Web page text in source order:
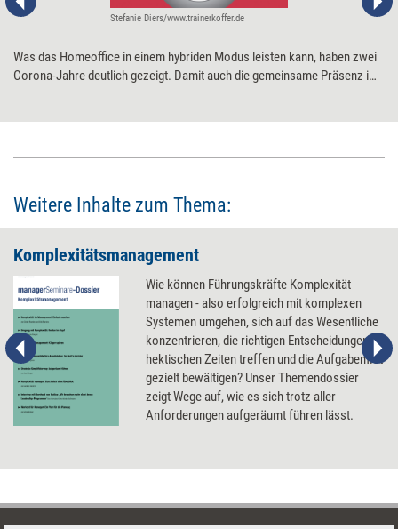
Stefanie Diers/www.trainerkoffer.de
Was das Homeoffice in einem hybriden Modus leisten kann, haben zwei
Corona-Jahre deutlich gezeigt. Damit auch die gemeinsame Präsenz im
Weitere Inhalte zum Thema:
Komplexitätsmanagement
Wie können Führungskräfte Komplexität
managen - also erfolgreich mit komplexen
Systemen umgehen, sich auf das Wesentliche
konzentrieren, die richtigen Entscheidungen in
hektischen Zeiten treffen und die Aufgabenflut
gezielt bewältigen? Unser Themendossier
zeigt Wege auf, wie es sich trotz aller
Anforderungen aufgeräumt führen lässt.